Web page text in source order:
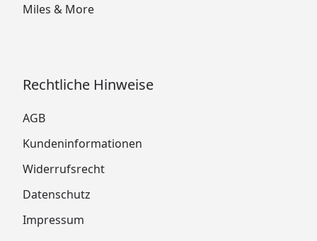
Miles & More
Rechtliche Hinweise
AGB
Kundeninformationen
Widerrufsrecht
Datenschutz
Impressum